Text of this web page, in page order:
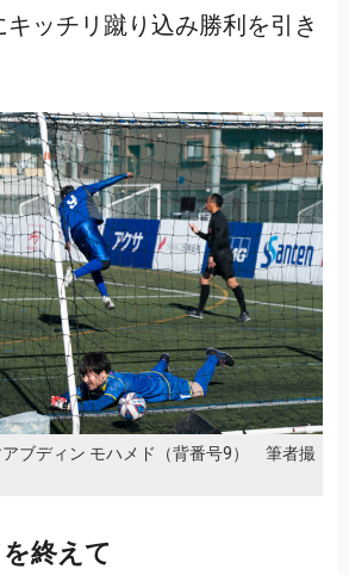
ッチリ蹴り込み勝利を引き
アブディン モハメド（背番号9） 筆者撮
終えて